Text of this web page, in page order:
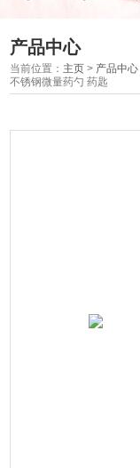
产品中心
当前位置： 主页 > 产品中心
不锈钢微量药勺 药匙